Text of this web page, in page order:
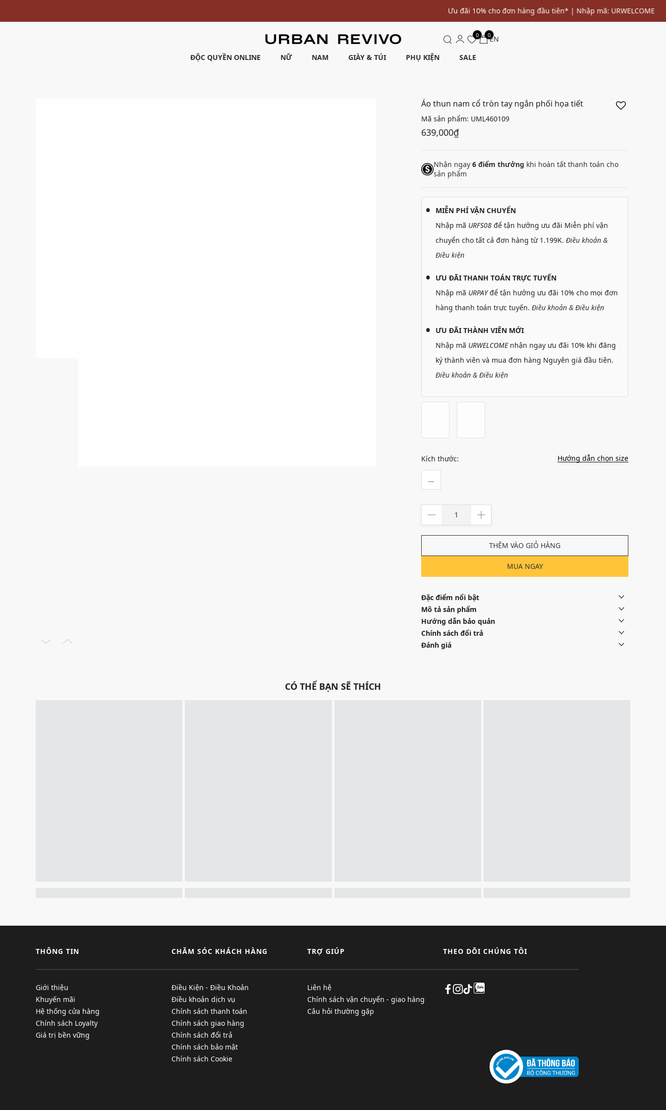
ĐỘC QUYỀN ONLINE NỮ NAM GIÀY & TÚI PHỤ KIỆN SALE
0 0EN
Áo thun nam cổ tròn tay ngắn phối họa tiết
Mã sản phẩm: UML460109
639,000₫
Nhận ngay 6 điểm thưởng khi hoàn tất thanh toán cho
sản phẩm
MIỄN PHÍ VẬN CHUYỂN
Nhập mã URFS08 để tận hưởng ưu đãi Miễn phí vận
chuyển cho tất cả đơn hàng từ 1.199K. Điều khoản &
Điều kiện
ƯU ĐÃI THANH TOÁN TRỰC TUYẾN
Nhập mã URPAYđể tận hưởng ưu đãi 10% cho mọi đơn
hàng thanh toán trực tuyến. Điều khoản & Điều kiện
ƯU ĐÃI THÀNH VIÊN MỚI
Nhập mã URWELCOMEnhận ngay ưu đãi 10% khi đăng
ký thành viên và mua đơn hàng Nguyên giá đầu tiên.
Điều khoản & Điều kiện
Kích thước: Hướng dẫn chọn size
...
THÊM VÀO GIỎ HÀNG
MUA NGAY
Đặc điểm nổi bật
Mô tả sản phẩm
Hướng dẫn bảo quản
Chính sách đổi trả
Đánh giá
CÓ THỂ BẠN SẼ THÍCH
THÔNG TIN
Giới thiệu
Khuyến mãi
Hệ thống cửa hàng
Chính sách Loyalty
Giá trị bền vững
CHĂM SÓC KHÁCH HÀNG
Điều Kiện - Điều Khoản
Điều khoản dịch vụ
Chính sách thanh toán
Chính sách giao hàng
Chính sách đổi trả
Chính sách bảo mật
Chính sách Cookie
TRỢ GIÚP
Liên hệ
Chính sách vận chuyển - giao hàng
Câu hỏi thường gặp
THEO DÕI CHÚNG TÔI